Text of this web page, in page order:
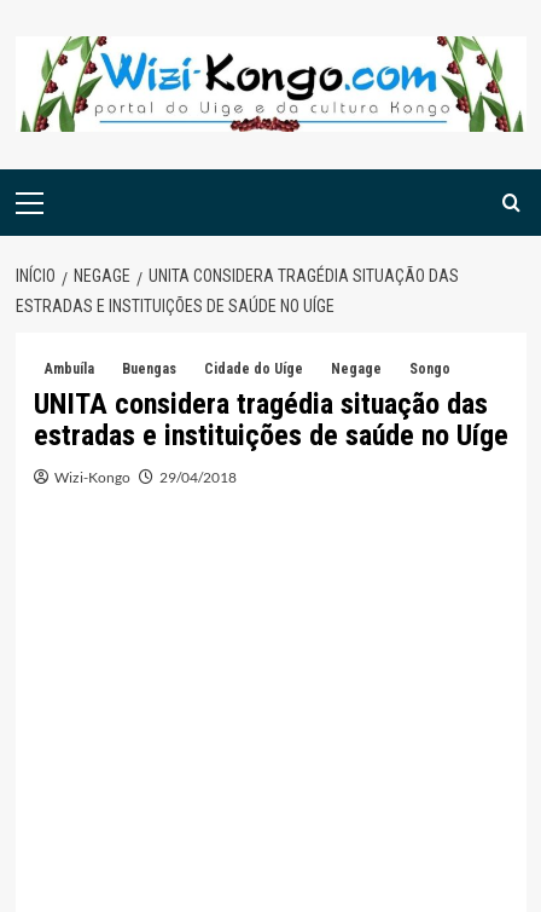
content
Menu
INÍCIO NEGAGE
UNITA CONSIDERA TRAGÉDIA SITUAÇÃO DAS
ESTRADAS E INSTITUIÇÕES DE SAÚDE NO UÍGE
Ambuíla Buengas Cidade do Uíge Negage Songo
UNITA considera tragédia situação das
estradas e instituições de saúde no Uíge
Wizi-Kongo 29/04/2018